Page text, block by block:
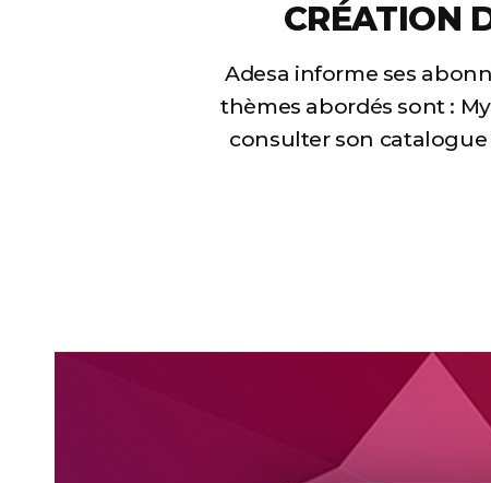
CRÉATION
Adesa informe ses
thèmes abordés sont :
consulter son